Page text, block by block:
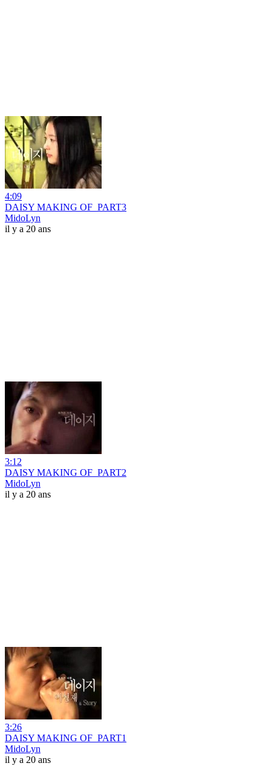
4:09
DAISY MAKING OF_PART3
MidoLyn
il y a 20 ans
3:12
DAISY MAKING OF_PART2
MidoLyn
il y a 20 ans
3:26
DAISY MAKING OF_PART1
MidoLyn
il y a 20 ans